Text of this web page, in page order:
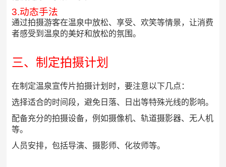
3.动态手法
通过拍摄游客在温泉中放松、享受、欢笑等情景，让消费
者感受到温泉的美好和放松的氛围。
三、制定拍摄计划
在制定温泉宣传片拍摄计划时，要注意以下几点：
选择适合的时间段，避免日落、日出等特殊光线的影响。
配备充分的拍摄设备，例如摄像机、轨道摄影器、无人机
等。
人员安排，包括导演、摄影师、化妆师等。